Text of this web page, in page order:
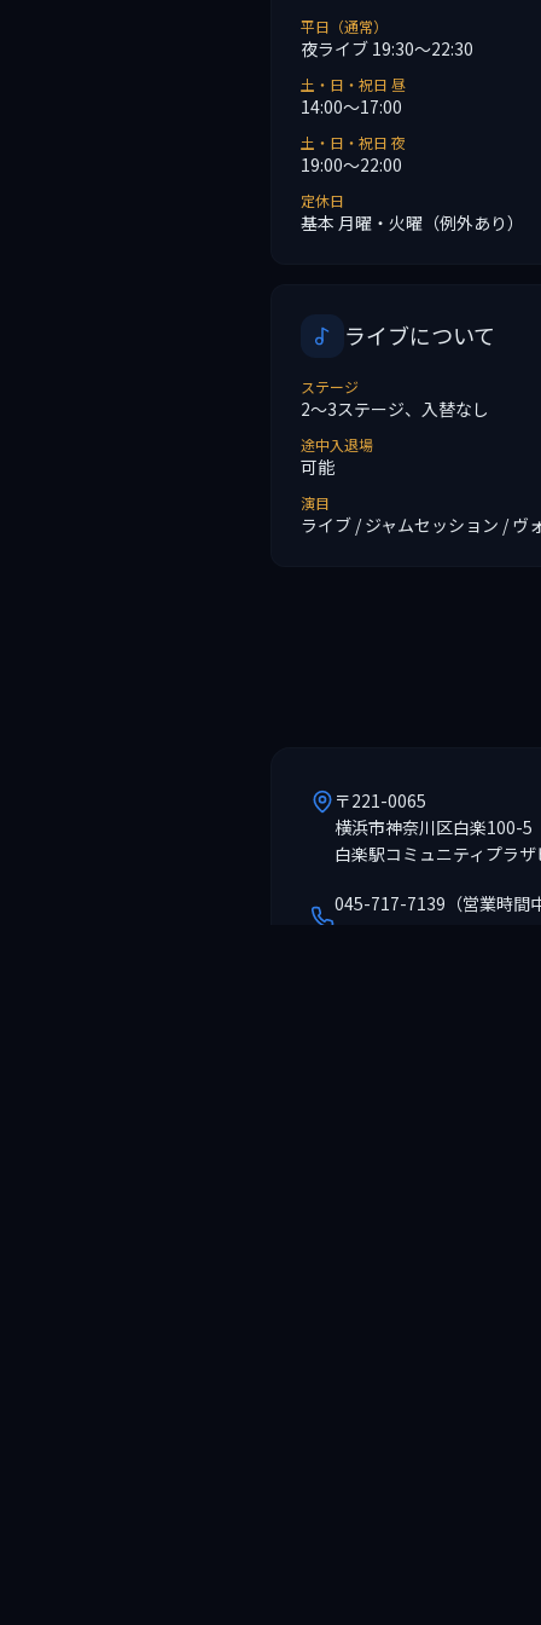
平日（通常）
夜ライブ 19:30〜22:30
土・日・祝日 昼
14:00〜17:00
土・日・祝日 夜
19:00〜22:00
定休日
基本 月曜・火曜（例外あり）
ライブについて
ステージ
2〜3ステージ、入替なし
途中入退場
可能
演目
ライブ / ジャムセッション / ヴ
〒221-0065
横浜市神奈川区白楽100-5
白楽駅コミュニティプラザ
045-717-7139（営業時間